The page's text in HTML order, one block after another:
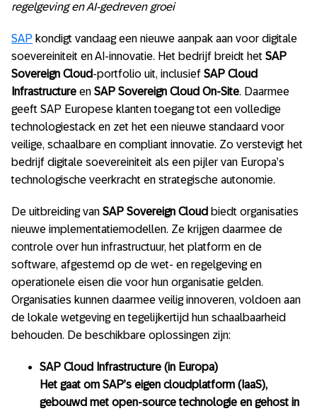
regelgeving en AI-gedreven groei
SAP kondigt vandaag een nieuwe aanpak aan voor digitale
soevereiniteit en AI-innovatie. Het bedrijf breidt het SAP
Sovereign Cloud-portfolio uit, inclusief SAP Cloud
Infrastructure en SAP Sovereign Cloud On-Site. Daarmee
geeft SAP Europese klanten toegang tot een volledige
technologiestack en zet het een nieuwe standaard voor
veilige, schaalbare en compliant innovatie. Zo verstevigt het
bedrijf digitale soevereiniteit als een pijler van Europa’s
technologische veerkracht en strategische autonomie.
De uitbreiding van SAP Sovereign Cloud biedt organisaties
nieuwe implementatiemodellen. Ze krijgen daarmee de
controle over hun infrastructuur, het platform en de
software, afgestemd op de wet- en regelgeving en
operationele eisen die voor hun organisatie gelden.
Organisaties kunnen daarmee veilig innoveren, voldoen aan
de lokale wetgeving en tegelijkertijd hun schaalbaarheid
behouden. De beschikbare oplossingen zijn:
SAP Cloud Infrastructure (in Europa)
Het gaat om SAP’s eigen cloudplatform (IaaS),
gebouwd met open-source technologie en gehost in